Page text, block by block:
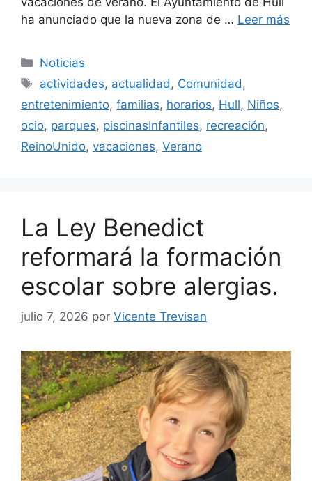
ha anunciado que la nueva zona de … Leer más
Categorías
Noticias
Etiquetas
actividades, actualidad , Comunidad ,
entretenimiento, familias, horarios, Hull, Niños,
ocio, parques, piscinasInfantiles, recreación,
ReinoUnido, vacaciones, Verano
La Ley Benedict
reformará la formación
escolar sobre alergias.
julio 7, 2026 por Vicente Trevisan